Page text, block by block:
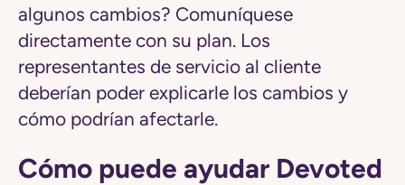
algunos cambios? Comuníquese
directamente con su plan. Los
representantes de servicio al cliente
deberían poder explicarle los cambios y
cómo podrían afectarle.
Cómo puede ayudar Devoted